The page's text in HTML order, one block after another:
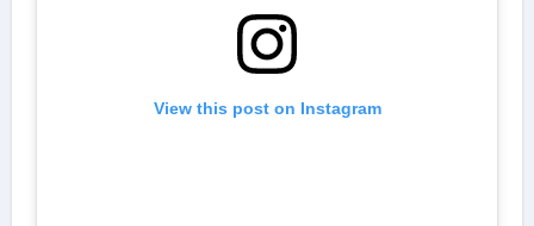
View this post on Instagram